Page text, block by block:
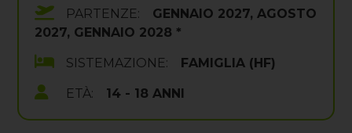
PARTENZE:
GENNAIO 2027, AGOSTO
2027, GENNAIO 2028 *
SISTEMAZIONE: FAMIGLIA (HF)
ETÀ: 14 - 18 ANNI